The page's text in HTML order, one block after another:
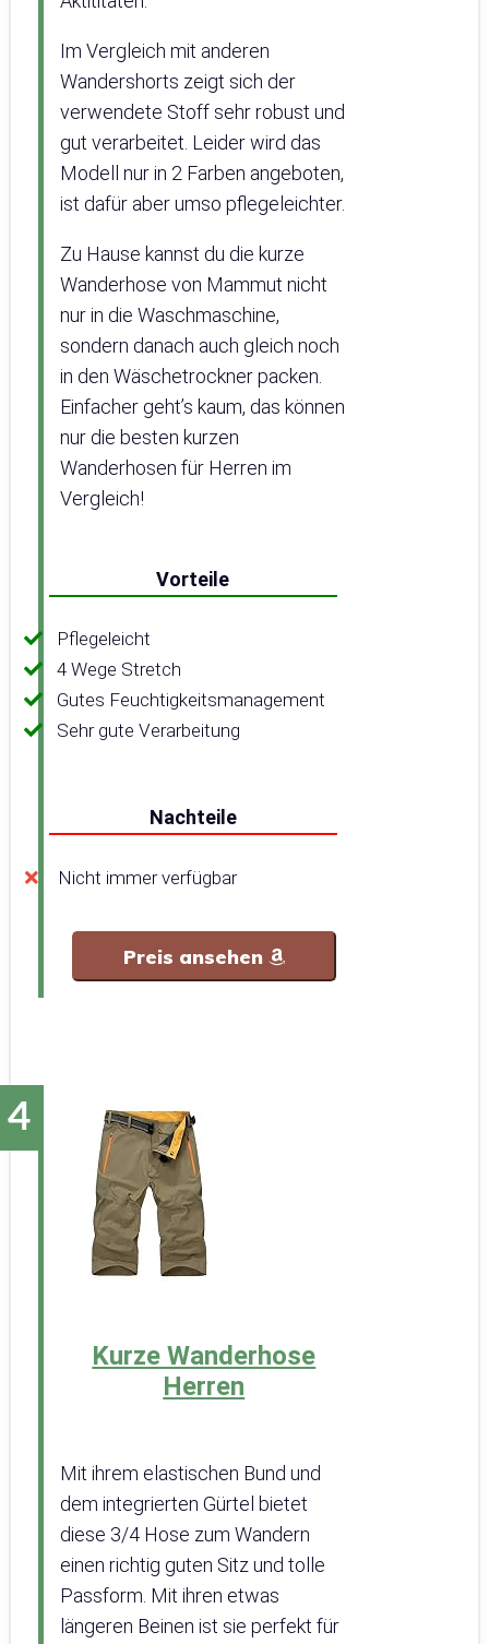
Im Vergleich mit anderen
Wandershorts zeigt sich der
verwendete Stoff sehr robust und
gut verarbeitet. Leider wird das
Modell nur in 2 Farben angeboten,
ist dafür aber umso pflegeleichter.
Zu Hause kannst du die kurze
Wanderhose von Mammut nicht
nur in die Waschmaschine,
sondern danach auch gleich noch
in den Wäschetrockner packen.
Einfacher geht’s kaum, das können
nur die besten kurzen
Wanderhosen für Herren im
Vergleich!
Vorteile
Pflegeleicht
4 Wege Stretch
Gutes Feuchtigkeitsmanagement
Sehr gute Verarbeitung
Nachteile
Nicht immer verfügbar
Preis ansehen
Kurze Wanderhose
Herren
Mit ihrem elastischen Bund und
dem integrierten Gürtel bietet
diese 3/4 Hose zum Wandern
einen richtig guten Sitz und tolle
Passform. Mit ihren etwas
längeren Beinen ist sie perfekt für